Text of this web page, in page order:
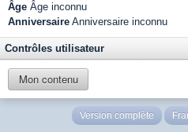
Âge Âge inconnu
Anniversaire Anniversaire inconnu
Contrôles utilisateur
Mon contenu
Version complète